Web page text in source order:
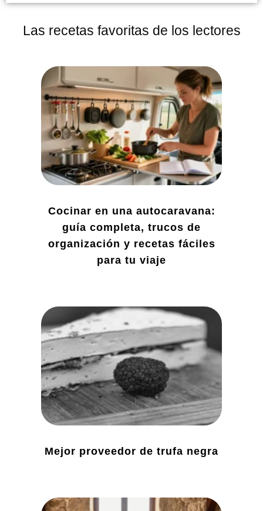
Las recetas favoritas de los lectores
Cocinar en una autocaravana:
guía completa, trucos de
organización y recetas fáciles
para tu viaje
Mejor proveedor de trufa negra